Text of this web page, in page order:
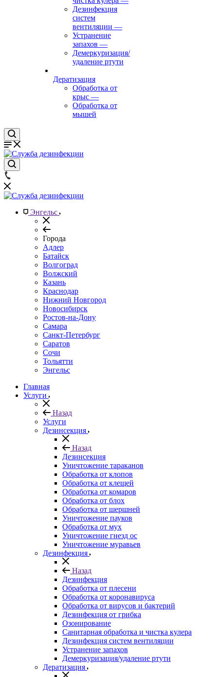
Дезинфекция
систем
вентиляции —
Устранение
запахов —
Демеркуризация/
удаление ртути
Дератизация
Обработка от
крыс —
Обработка от
мышей
Энгельс
Города
Адлер
Батайск
Волгоград
Волжский
Казань
Краснодар
Нижний Новгород
Новосибирск
Ростов-на-Дону
Самара
Санкт-Петербург
Саратов
Сочи
Тольятти
Энгельс
Главная
Услуги
Назад
Услуги
Дезинсекция
Назад
Дезинсекция
Уничтожение тараканов
Обработка от клопов
Обработка от клещей
Обработка от комаров
Обработка от блох
Обработка от шершней
Уничтожение пауков
Обработка от мух
Уничтожение гнезд ос
Уничтожение муравьев
Дезинфекция
Назад
Дезинфекция
Обработка от плесени
Обработка от коронавируса
Обработка от вирусов и бактерий
Дезинфекция от грибка
Озонирование
Санитарная обработка и чистка кулера
Дезинфекция систем вентиляции
Устранение запахов
Демеркуризация/удаление ртути
Дератизация